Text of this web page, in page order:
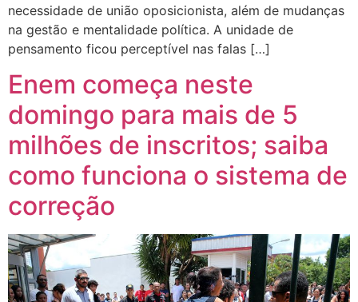
necessidade de união oposicionista, além de mudanças
na gestão e mentalidade política. A unidade de
pensamento ficou perceptível nas falas […]
Enem começa neste
domingo para mais de 5
milhões de inscritos; saiba
como funciona o sistema de
correção